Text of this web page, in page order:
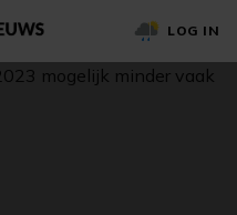
LOG IN